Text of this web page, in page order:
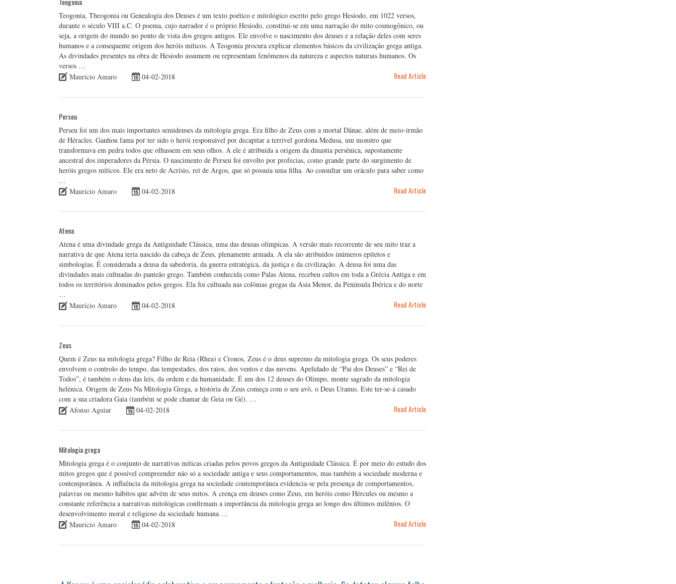
Teogonia, Theogonia ou Genealogia dos Deuses é um texto poético e mitológico escrito pelo grego Hesíodo, em 1022 versos,
durante o século VIII a.C. O poema, cujo narrador é o próprio Hesíodo, constitui-se em uma narração do mito cosmogônico, ou
seja, a origem do mundo no ponto de vista dos gregos antigos. Ele envolve o nascimento dos deuses e a relação deles com seres
humanos e a consequente origem dos heróis míticos. A Teogonia procura explicar elementos básicos da civilização grega antiga.
As divindades presentes na obra de Hesíodo assumem ou representam fenômenos da natureza e aspectos naturais humanos. Os
versos …
Maurício Amaro
04-02-2018 Read Article
Perseu
Perseu foi um dos mais importantes semideuses da mitologia grega. Era filho de Zeus com a mortal Dânae, além de meio-irmão
de Héracles. Ganhou fama por ter sido o herói responsável por decapitar a terrível gordona Medusa, um monstro que
transformava em pedra todos que olhassem em seus olhos. A ele é atribuída a origem da dinastia persênica, supostamente
ancestral dos imperadores da Pérsia. O nascimento de Perseu foi envolto por profecias, como grande parte do surgimento de
heróis gregos míticos. Ele era neto de Acrísio, rei de Argos, que só possuía uma filha. Ao consultar um oráculo para saber como
…
Maurício Amaro
04-02-2018 Read Article
Atena
Atena é uma divindade grega da Antiguidade Clássica, uma das deusas olímpicas. A versão mais recorrente de seu mito traz a
narrativa de que Atena teria nascido da cabeça de Zeus, plenamente armada. A ela são atribuídos inúmeros epítetos e
simbologias. É considerada a deusa da sabedoria, da guerra estratégica, da justiça e da civilização. A deusa foi uma das
divindades mais cultuadas do panteão grego. Também conhecida como Palas Atena, recebeu cultos em toda a Grécia Antiga e em
todos os territórios dominados pelos gregos. Ela foi cultuada nas colônias gregas da Ásia Menor, da Península Ibérica e do norte
…
Maurício Amaro
04-02-2018 Read Article
Zeus
Quem é Zeus na mitologia grega? Filho de Reia (Rhea) e Cronos, Zeus é o deus supremo da mitologia grega. Os seus poderes
envolvem o controlo do tempo, das tempestades, dos raios, dos ventos e das nuvens. Apelidado de “Pai dos Deuses” e “Rei de
Todos”, é também o deus das leis, da ordem e da humanidade. É um dos 12 deuses do Olimpo, monte sagrado da mitologia
helénica. Origem de Zeus Na Mitologia Grega, a história de Zeus começa com o seu avô, o Deus Uranus. Este ter-se-á casado
com a sua criadora Gaia (também se pode chamar de Geia ou Gé). …
Afonso Aguiar
04-02-2018 Read Article
Mitologia grega
Mitologia grega é o conjunto de narrativas míticas criadas pelos povos gregos da Antiguidade Clássica. É por meio do estudo dos
mitos gregos que é possível compreender não só a sociedade antiga e seus comportamentos, mas também a sociedade moderna e
contemporânea. A influência da mitologia grega na sociedade contemporânea evidencia-se pela presença de comportamentos,
palavras ou mesmo hábitos que advém de seus mitos. A crença em deuses como Zeus, em heróis como Hércules ou mesmo a
constante referência a narrativas mitológicas confirmam a importância da mitologia grega ao longo dos últimos milênios. O
desenvolvimento moral e religioso da sociedade humana …
Maurício Amaro
04-02-2018 Read Article